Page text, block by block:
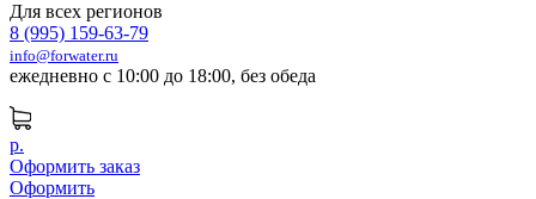
Для всех регионов
8 (995) 159-63-79
info@forwater.ru
ежедневно с 10:00 до 18:00, без обеда
р.
Оформить заказ
Оформить